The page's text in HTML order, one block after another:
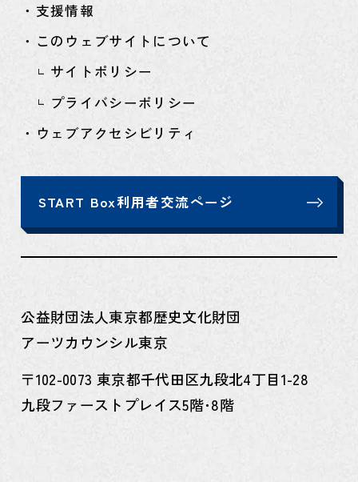
公益財団法人東京都歴史文化財団
アーツカウンシル東京
〒102-0073 東京都千代田区九段北4丁目1-28
九段ファーストプレイス5階･8階
・支援情報
・このウェブサイトについて
サイトポリシー
プライバシーポリシー
・ウェブアクセシビリティ
START Box利用者交流ページ